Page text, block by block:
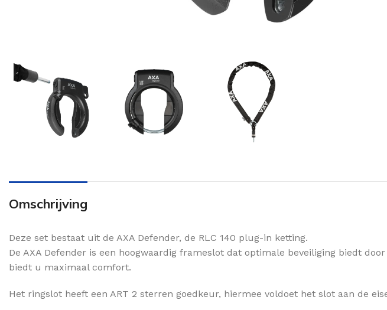
Omschrijving
Deze set bestaat uit de AXA Defender, de RLC 140 plug-in ketting.
De AXA Defender is een hoogwaardig frameslot dat optimale beveiliging biedt
biedt u maximaal comfort.
Het ringslot heeft een ART 2 sterren goedkeur, hiermee voldoet het slot aan de